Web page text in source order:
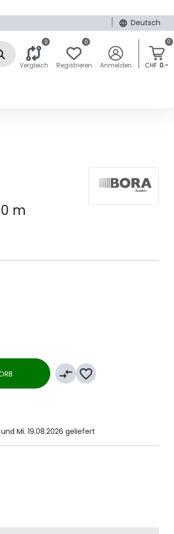
Deutsch
0
Vergleich
0
Registrieren Anmelden
0
CHF 0.-
m
compare_arrows favorite_border
Mi. 19.08.2026 geliefert